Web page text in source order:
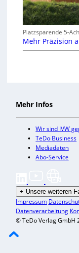
Platzsparende 5-
Mehr Präzision
Mehr Infos
Wir sind IVW
TeDo Business
Mediadaten
Abo-Service
+ Unsere weiteren
Impressum
Datenverarbeitung
© TeDo Verlag GmbH